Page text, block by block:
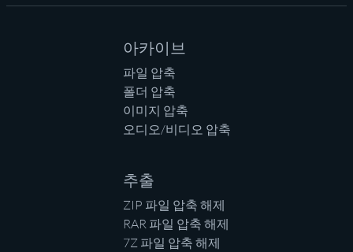
아카이브
파일 압축
폴더 압축
이미지 압축
오디오/비디오 압축
추출
ZIP 파일 압축 해제
RAR 파일 압축 해제
7Z 파일 압축 해제